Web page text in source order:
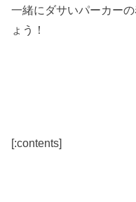
一緒にダサいパーカー
ょう！
[:contents]